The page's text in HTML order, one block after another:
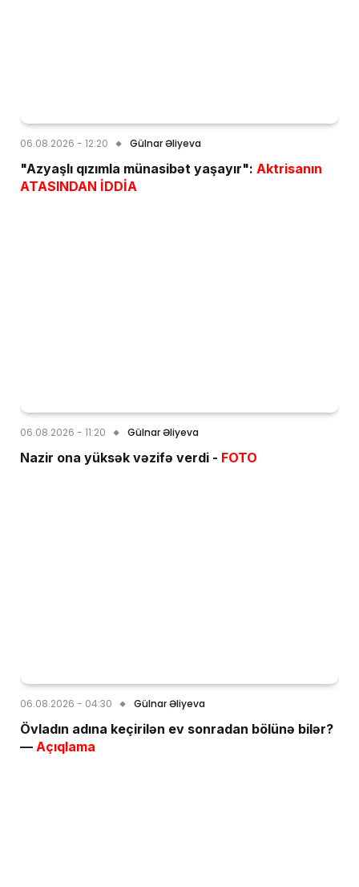
06.08.2026 - 12:20 Gülnar Əliyeva
"Azyaşlı qızımla münasibət yaşayır": Aktrisanın
ATASINDAN İDDİA
06.08.2026 - 11:20 Gülnar Əliyeva
Nazir ona yüksək vəzifə verdi - FOTO
06.08.2026 - 04:30 Gülnar Əliyeva
Övladın adına keçirilən ev sonradan bölünə bilər?
— Açıqlama